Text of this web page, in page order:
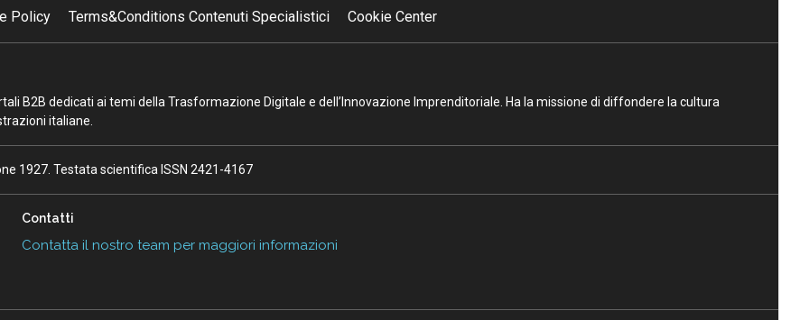
Policy Terms&Conditions Contenuti Specialistici Cookie Center
B2B dedicati ai temi della Trasformazione Digitale e dell’Innovazione Imprenditoriale. Ha la missione di diffondere la cultura
italiane.
1927. Testata scientifica ISSN 2421-4167
Contatti
Contatta il nostro team per maggiori informazioni